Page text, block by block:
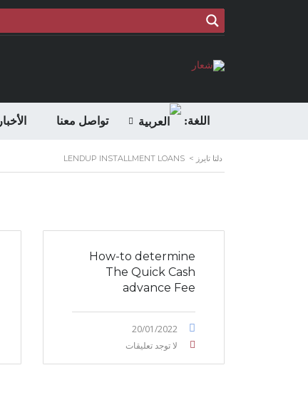
الأخبار تواصل معنا اللغة:
دلتا تايرز >
LENDUP INSTALLMENT LOANS
How-to determine
The Quick Cash
advance Fee
20/01/2022
لا توجد تعليقات